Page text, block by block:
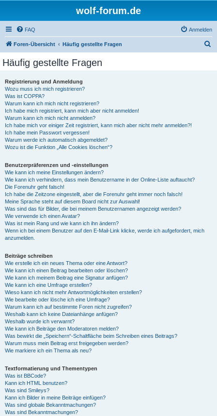
wolf-forum.de
FAQ Anmelden
Foren-Übersicht Häufig gestellte Fragen
Häufig gestellte Fragen
Registrierung und Anmeldung
Wozu muss ich mich registrieren?
Was ist COPPA?
Warum kann ich mich nicht registrieren?
Ich habe mich registriert, kann mich aber nicht anmelden!
Warum kann ich mich nicht anmelden?
Ich habe mich vor einiger Zeit registriert, kann mich aber nicht mehr anmelden?!
Ich habe mein Passwort vergessen!
Warum werde ich automatisch abgemeldet?
Wozu ist die Funktion „Alle Cookies löschen“?
Benutzerpräferenzen und -einstellungen
Wie kann ich meine Einstellungen ändern?
Wie kann ich verhindern, dass mein Benutzername in der Online-Liste auftaucht?
Die Forenuhr geht falsch!
Ich habe die Zeitzone eingestellt, aber die Forenuhr geht immer noch falsch!
Meine Sprache steht auf diesem Board nicht zur Auswahl!
Was sind das für Bilder, die bei meinem Benutzernamen angezeigt werden?
Wie verwende ich einen Avatar?
Was ist mein Rang und wie kann ich ihn ändern?
Wenn ich bei einem Benutzer auf den E-Mail-Link klicke, werde ich aufgefordert, mich
anzumelden.
Beiträge schreiben
Wie erstelle ich ein neues Thema oder eine Antwort?
Wie kann ich einen Beitrag bearbeiten oder löschen?
Wie kann ich meinem Beitrag eine Signatur anfügen?
Wie kann ich eine Umfrage erstellen?
Wieso kann ich nicht mehr Antwortmöglichkeiten erstellen?
Wie bearbeite oder lösche ich eine Umfrage?
Warum kann ich auf bestimmte Foren nicht zugreifen?
Weshalb kann ich keine Dateianhänge anfügen?
Weshalb wurde ich verwarnt?
Wie kann ich Beiträge den Moderatoren melden?
Was bewirkt die „Speichern“-Schaltfläche beim Schreiben eines Beitrags?
Warum muss mein Beitrag erst freigegeben werden?
Wie markiere ich ein Thema als neu?
Textformatierung und Thementypen
Was ist BBCode?
Kann ich HTML benutzen?
Was sind Smileys?
Kann ich Bilder in meine Beiträge einfügen?
Was sind globale Bekanntmachungen?
Was sind Bekanntmachungen?